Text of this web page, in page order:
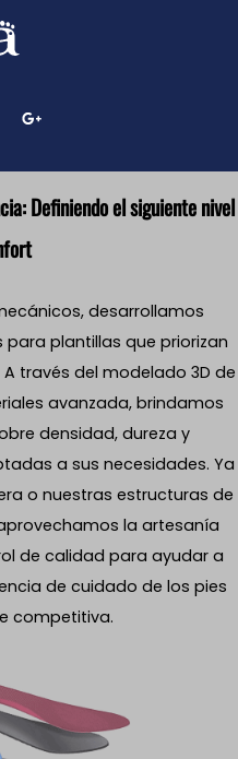
Definiendo el siguiente nivel
desarrollamos
plantillas que priorizan
través del modelado 3D de
avanzada, brindamos
densidad, dureza y
a sus necesidades. Ya
o nuestras estructuras de
la artesanía
de calidad para ayudar a
de cuidado de los pies
competitiva.